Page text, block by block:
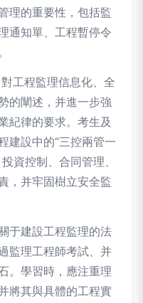
理的重要性，包括監
通知單、工程暫停令
工程監理信息化、全
的闡述，并進一步強
紀律的要求。考生及
建設中的“三控兩管一
資控制、合同管理、
，并牢固樹立安全監
于建設工程監理的法
監理工程師考試、并
。學習時，應注重理
將其與具體的工程實